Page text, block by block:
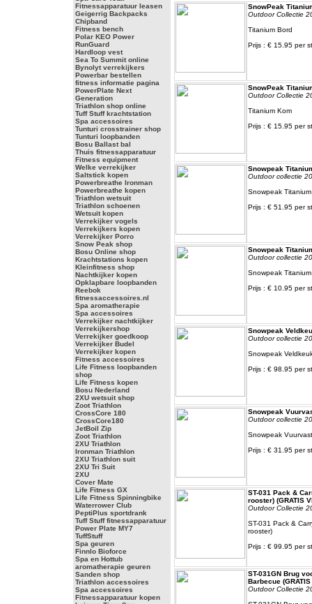
Fitnessapparatuur leasen
Geigerrig Backpacks
Chipband
Fitness bench
Polar KEO Power
RunGuard
Hardloop vest
Sea To Summit online
Bynolyt verrekijkers
Powerbar bestellen
fitness informatie pagina
PowerPlate Next
Generation
Triathlon shop online
Tuff Stuff krachtstation
Spa accessoires
Tunturi crosstrainer shop
Tunturi loopbanden
Bosu Ballast bal
Thuis fitnessapparatuur
Fitness equipment
Welke verrekijker
Saltstick kopen
Powerbreathe Ironman
Powerbreathe kopen
Triathlon wetsuit
Triathlon schoenen
Wetsuit kopen
Verrekijker vogels
Verrekijkers kopen
Verrekijker Porro
Snow Peak shop
Bosu Online shop
Krachtstations kopen
Kleinfitness shop
Nachtkijker kopen
Opklapbare loopbanden
Reebok
fitnessaccessoires.nl
Spa aromatherapie
Spa accessoires
Verrekijker nachtkijker
Verrekijkershop
Verrekijker goedkoop
Verrekijker Budel
Verrekijker kopen
Fitness accessoires
Life Fitness loopbanden
shop
Life Fitness kopen
Bosu Nederland
2XU wetsuit shop
Zoot Triathlon
CrossCore 180
CrossCore180
JetBoil Zip
Zoot Triathlon
2XU Triathlon
Ironman Triathlon
2XU Triathlon suit
2XU Tri Suit
2XU
Cover Mate
Life Fitness GX
Life Fitness Spinningbike
Waterrower Club
PeptiPlus sportdrank
Tuff Stuff fitnessapparatuur
Power Plate MY7
TuffStuff
Spa geuren
Finnlo Bioforce
Spa en Hottub
aromatherapie geuren
Sanden shop
Triathlon accessoires
Spa accessoires
Fitnessapparatuur kopen
SnowPeak
Outdoor Collectie
Titanium Bord
Prijs : € 15.95 per
SnowPeak
Outdoor Collectie
Titanium Kom
Prijs : € 15.95 per
Snowpeak
Outdoor collectie
Snowpeak
Prijs : € 51.95 per
Snowpeak
Outdoor collectie
Snowpeak
Prijs : € 10.95 per
Snowpeak
Outdoor collectie
Snowpeak
Prijs : € 98.95 per
Snowpeak
Outdoor collectie
Snowpeak
Prijs : € 31.95 per
ST-031 Pack &
rooster) (GRATIS
Outdoor Collectie
ST-031 Pack &
rooster)
Prijs : € 99.95 per
ST-031GN Brug
Barbecue (GRATIS
Outdoor Collectie